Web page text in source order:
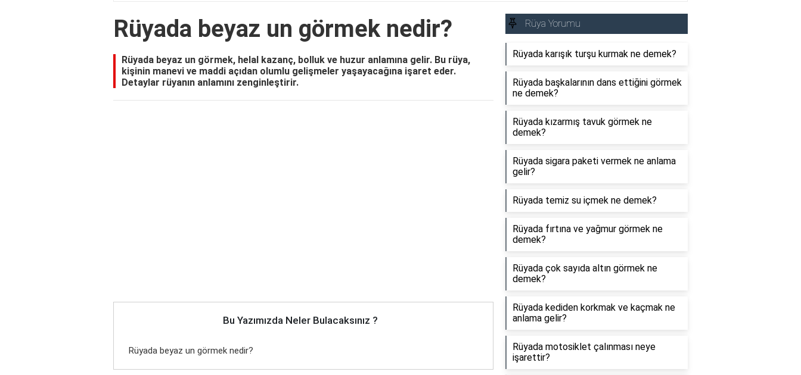
Rüyada beyaz un görmek nedir?
Rüyada beyaz un görmek, helal kazanç, bolluk ve huzur anlamına gelir. Bu rüya,
kişinin manevi ve maddi açıdan olumlu gelişmeler yaşayacağına işaret eder.
Detaylar rüyanın anlamını zenginleştirir.
Bu Yazımızda Neler Bulacaksınız ?
Rüyada beyaz un görmek nedir?
Rüya Yorumu
Rüyada karışık turşu kurmak ne demek?
Rüyada başkalarının dans ettiğini görmek
ne demek?
Rüyada kızarmış tavuk görmek ne
demek?
Rüyada sigara paketi vermek ne anlama
gelir?
Rüyada temiz su içmek ne demek?
Rüyada fırtına ve yağmur görmek ne
demek?
Rüyada çok sayıda altın görmek ne
demek?
Rüyada kediden korkmak ve kaçmak ne
anlama gelir?
Rüyada motosiklet çalınması neye
işarettir?